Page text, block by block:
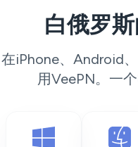
白俄罗
在iPhone、Android
用VeePN。一